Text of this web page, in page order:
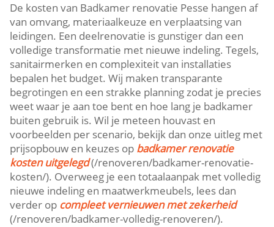
De kosten van Badkamer renovatie Pesse hangen af
van omvang, materiaalkeuze en verplaatsing van
leidingen. Een deelrenovatie is gunstiger dan een
volledige transformatie met nieuwe indeling. Tegels,
sanitairmerken en complexiteit van installaties
bepalen het budget. Wij maken transparante
begrotingen en een strakke planning zodat je precies
weet waar je aan toe bent en hoe lang je badkamer
buiten gebruik is. Wil je meteen houvast en
voorbeelden per scenario, bekijk dan onze uitleg met
prijsopbouw en keuzes op badkamer renovatie
kosten uitgelegd(/renoveren/badkamer-renovatie-
kosten/). Overweeg je een totaalaanpak met volledig
nieuwe indeling en maatwerkmeubels, lees dan
verder op compleet vernieuwen met zekerheid
(/renoveren/badkamer-volledig-renoveren/).